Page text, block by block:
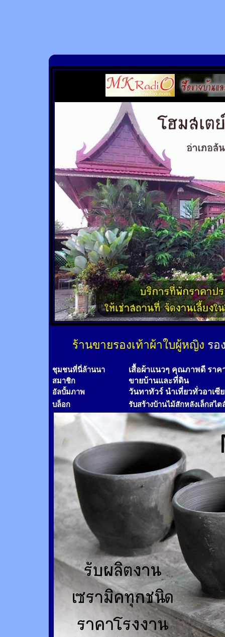
ร้านขายรองเท้าผ้าใบผู้หญิง รอ
ชุมชนที่นี่ล้านนา เสื้อผ้าแนวๆ คุณภาพดี ราค
สมาชิก ขายบ้านและที่ดิน
อัลบั้มภาพ วันทาทัวร์ นำเที่ยวทั่วอาเซี
บล็อก รับสร้างบ้านไม้สักหลังเล็กสไต